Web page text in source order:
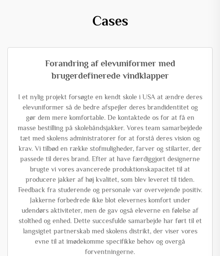
Cases
Forandring af elevuniformer med
brugerdefinerede vindklapper
I et nylig projekt forsøgte en kendt skole i USA at ændre deres
elevuniformer så de bedre afspejler deres brandidentitet og
gør dem mere komfortable. De kontaktede os for at få en
masse bestilling på skolebåndsjakker. Vores team samarbejdede
tæt med skolens administratorer for at forstå deres vision og
krav. Vi tilbød en række stofmuligheder, farver og stilarter, der
passede til deres brand. Efter at have færdiggjort designerne
brugte vi vores avancerede produktionskapacitet til at
producere jakker af høj kvalitet, som blev leveret til tiden.
Feedback fra studerende og personale var overvejende positiv.
Jakkerne forbedrede ikke blot elevernes komfort under
udendørs aktiviteter, men de gav også eleverne en følelse af
stolthed og enhed. Dette succesfulde samarbejde har ført til et
langsigtet partnerskab med skolens distrikt, der viser vores
evne til at imødekomme specifikke behov og overgå
forventningerne.